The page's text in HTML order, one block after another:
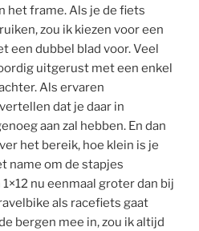
het frame. Als je de fiets
zou ik kiezen voor een
een dubbel blad voor. Veel
uitgerust met een enkel
Als ervaren
dat je daar in
aan zal hebben. En dan
het bereik, hoe klein is je
name om de stapjes
nu eenmaal groter dan bij
als racefiets gaat
bergen mee in, zou ik altijd